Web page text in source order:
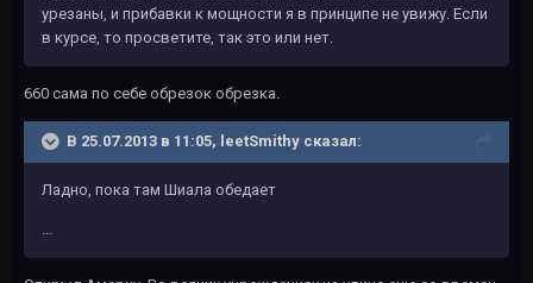
урезаны, и прибавки к мощности я в принципе не увижу. Если
в курсе, то просветите, так это или нет.
660 сама по себе обрезок обрезка.
В 25.07.2013 в 11:05, leetSmithy сказал:
Ладно, пока там Шиала обедает
...